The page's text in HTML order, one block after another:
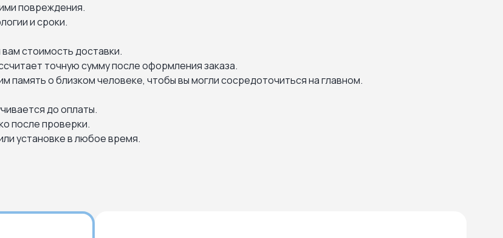
повреждения.
и сроки.
стоимость доставки.
точную сумму после оформления заказа.
о близком человеке, чтобы вы могли сосредоточиться на главном.
до оплаты.
после проверки.
установке в любое время.